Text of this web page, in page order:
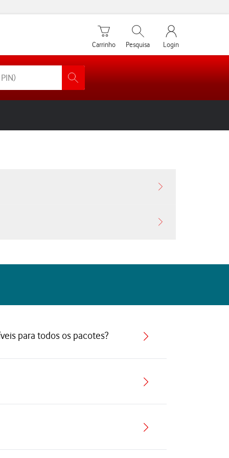
Carrinho de compras
Carrinho
Pesquisar
Pesquisa
My Vodafone
Login
para todos os pacotes?